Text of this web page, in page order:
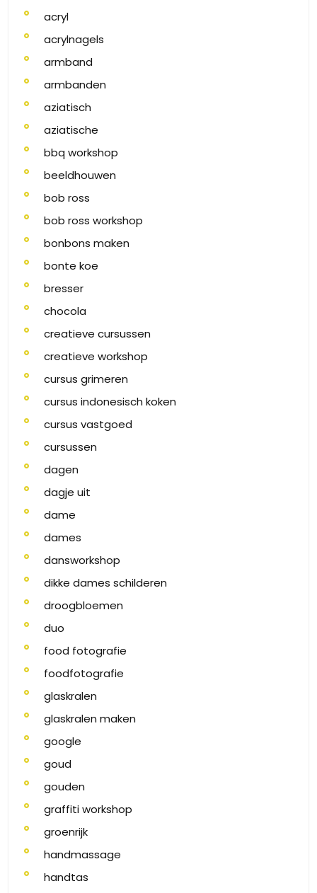
acryl
acrylnagels
armband
armbanden
aziatisch
aziatische
bbq workshop
beeldhouwen
bob ross
bob ross workshop
bonbons maken
bonte koe
bresser
chocola
creatieve cursussen
creatieve workshop
cursus grimeren
cursus indonesisch koken
cursus vastgoed
cursussen
dagen
dagje uit
dame
dames
dansworkshop
dikke dames schilderen
droogbloemen
duo
food fotografie
foodfotografie
glaskralen
glaskralen maken
google
goud
gouden
graffiti workshop
groenrijk
handmassage
handtas